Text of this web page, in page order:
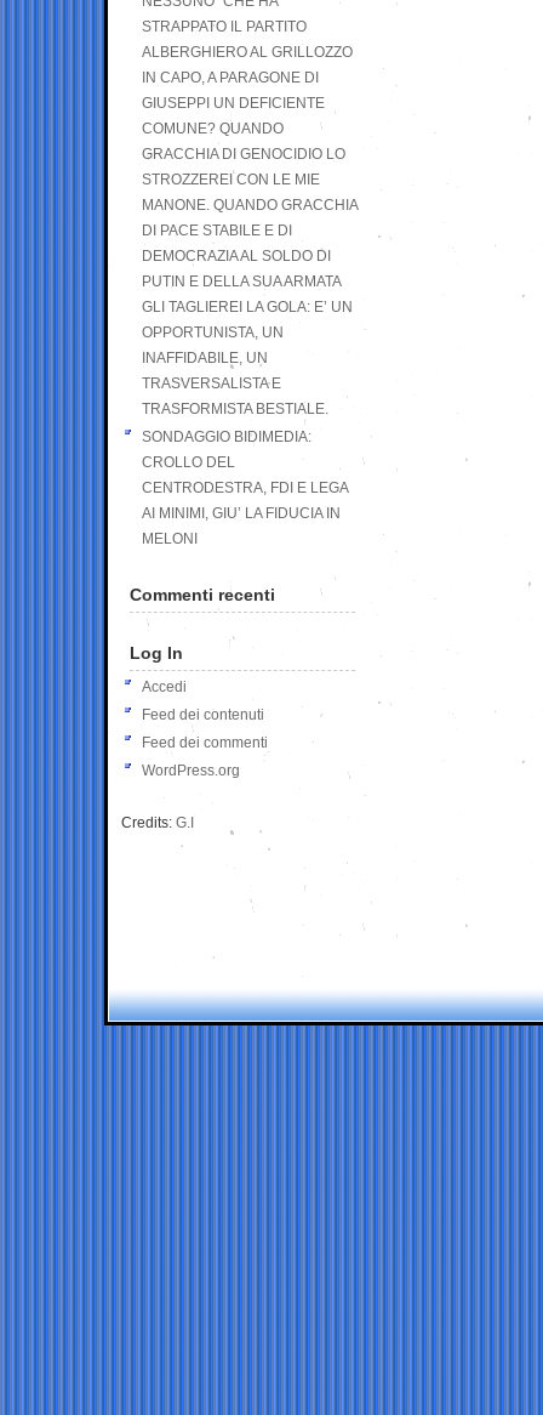
STRAPPATO IL PARTITO
ALBERGHIERO AL GRILLOZZO
IN CAPO, A PARAGONE DI
GIUSEPPI UN DEFICIENTE
COMUNE? QUANDO
GRACCHIA DI GENOCIDIO LO
STROZZEREI CON LE MIE
MANONE. QUANDO GRACCHIA
DI PACE STABILE E DI
DEMOCRAZIA AL SOLDO DI
PUTIN E DELLA SUA ARMATA
GLI TAGLIEREI LA GOLA: E’ UN
OPPORTUNISTA, UN
INAFFIDABILE, UN
TRASVERSALISTA E
TRASFORMISTA BESTIALE.
SONDAGGIO BIDIMEDIA:
CROLLO DEL
CENTRODESTRA, FDI E LEGA
AI MINIMI, GIU’ LA FIDUCIA IN
MELONI
Commenti recenti
Log In
Accedi
Feed dei contenuti
Feed dei commenti
WordPress.org
Credits: G.I